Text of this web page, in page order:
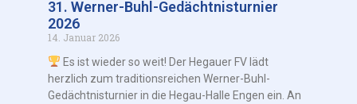
31. Werner-Buhl-Gedächtnisturnier
2026
14. Januar 2026
Es ist wieder so weit! Der Hegauer FV lädt
herzlich zum traditionsreichen Werner-Buhl-
Gedächtnisturnier in die Hegau-Halle Engen ein. An